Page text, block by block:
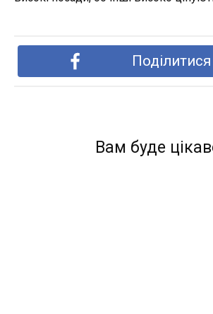
Вам буде